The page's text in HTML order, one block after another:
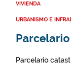
VIVIENDA
URBANISMO E
Parcelario